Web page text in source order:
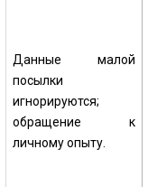
Данные малой
посылки
игнорируются;
обращение к
личному опыту.